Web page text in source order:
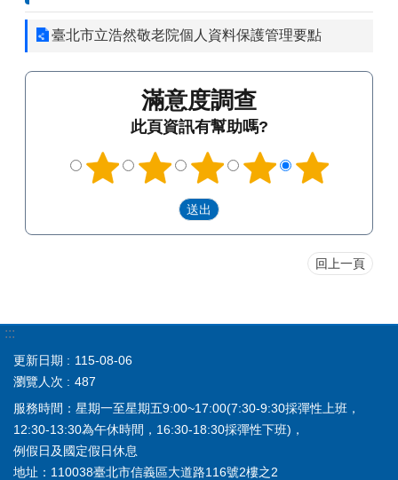
臺北市立浩然敬老院個人資料保護管理要點
滿意度調查
此頁資訊有幫助嗎?
回上一頁
:::
更新日期
115-08-06
瀏覽人次
487
服務時間：星期一至星期五9:00~17:00(7:30-9:30採彈性上班，
12:30-13:30為午休時間，16:30-18:30採彈性下班)，
例假日及國定假日休息
地址：110038臺北市信義區大道路116號2樓之2